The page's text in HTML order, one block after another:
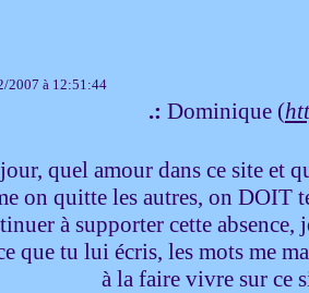
2007 à 12:51:44
.: Dominique (
quel amour dans ce site et
on quitte les autres, on DOIT
à supporter cette absence,
que tu lui écris, les mots me
à la faire vivre sur ce